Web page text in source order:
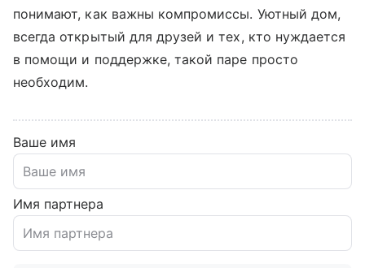
понимают, как важны компромиссы. Уютный дом,
всегда открытый для друзей и тех, кто нуждается
в помощи и поддержке, такой паре просто
необходим.
Ваше имя
Имя партнера